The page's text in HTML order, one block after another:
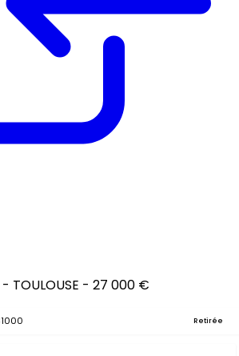
- TOULOUSE - 27 000 €
Retirée